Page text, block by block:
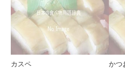
カスペ かつ